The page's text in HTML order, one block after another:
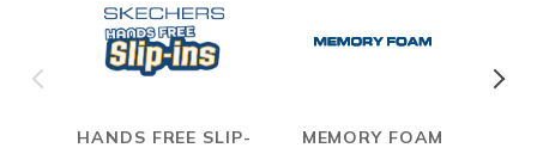
HANDS FREE SLIP-
MEMORY FOAM